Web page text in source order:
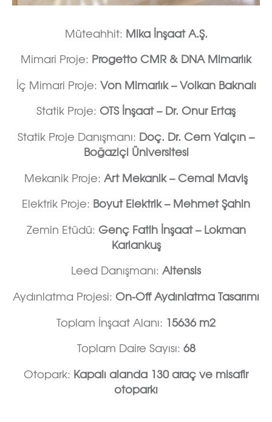
Müteahhit: Mika İnşaat A.Ş.
Mimari Proje: Progetto CMR & DNA Mimarlık
İç Mimari Proje: Von Mimarlık – Volkan Baknalı
Statik Proje: OTS İnşaat – Dr. Onur Ertaş
Statik Proje Danışmanı: Doç. Dr. Cem Yalçın –
Boğaziçi Üniversitesi
Mekanik Proje: Art Mekanik – Cemal Maviş
Elektrik Proje: Boyut Elektrik – Mehmet Şahin
Zemin Etüdü: Genç Fatih İnşaat – Lokman
Karlankuş
Leed Danışmanı: Altensis
Aydınlatma Projesi: On-Off Aydınlatma Tasarımı
Toplam İnşaat Alanı: 15636 m2
Toplam Daire Sayısı: 68
Otopark: Kapalı alanda 130 araç ve misafir
otoparkı